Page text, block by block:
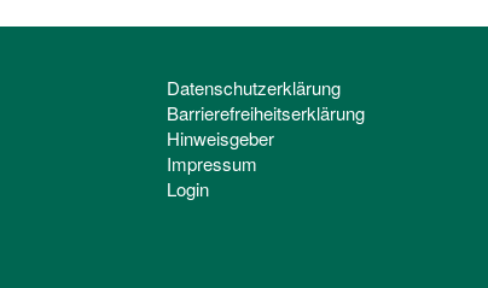
Datenschutzerklärung
Barrierefreiheitserklärung
Hinweisgeber
Impressum
Login